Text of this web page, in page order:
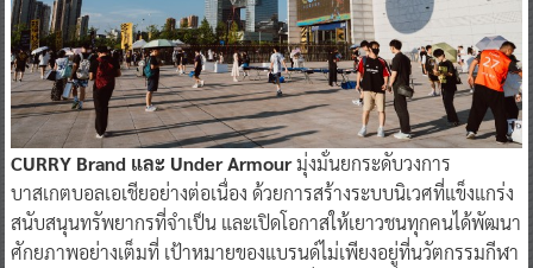
CURRY Brand และ Under Armourมุ่งมั่นยกระดับวงการ
บาสเกตบอลเอเชียอย่างต่อเนื่อง ด้วยการสร้างระบบนิเวศที่แข็งแกร่ง
สนับสนุนทรัพยากรที่จำเป็น และเปิดโอกาสให้เยาวชนทุกคนได้พัฒนา
ศักยภาพอย่างเต็มที่ เป้าหมายของแบรนด์ไม่เพียงอยู่ที่นวัตกรรมกีฬา